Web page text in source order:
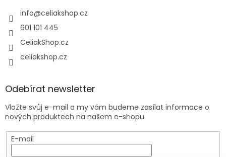
info@celiakshop.cz
601 101 445
CeliakShop.cz
celiakshop.cz
Odebírat newsletter
Vložte svůj e-mail a my vám budeme zasílat informace o
nových produktech na našem e-shopu.
E-mail